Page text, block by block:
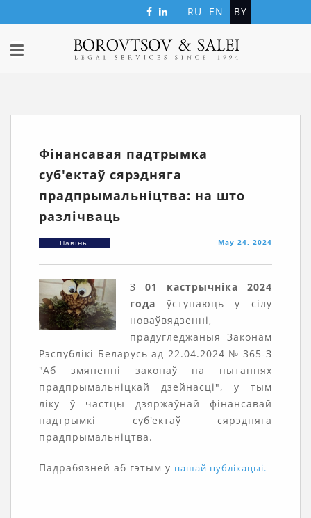
RU EN BY
Фінансавая падтрымка
суб'ектаў сярэдняга
прадпрымальніцтва: на што
разлічваць
Навіны May 24, 2024
З 01 кастрычніка 2024
года ўступаюць у сілу
новаўвядзенні,
прадугледжаныя Законам
Рэспублікі Беларусь ад 22.04.2024 № 365-З
"Аб змяненні законаў па пытаннях
прадпрымальніцкай дзейнасці", у тым
ліку ў частцы дзяржаўнай фінансавай
падтрымкі суб'ектаў сярэдняга
прадпрымальніцтва.
Падрабязней аб гэтым у нашай публікацыі.